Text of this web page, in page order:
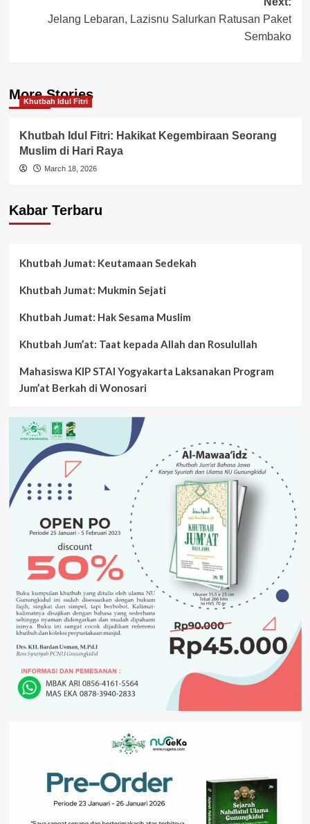
Jelang Lebaran, Lazisnu Salurkan Ratusan Paket
Sembako
More Stories
Khutbah Idul Fitri
Khutbah Idul Fitri: Hakikat Kegembiraan Seorang
Muslim di Hari Raya
March 18, 2026
Kabar Terbaru
Khutbah Jumat: Keutamaan Sedekah
Khutbah Jumat: Mukmin Sejati
Khutbah Jumat: Hak Sesama Muslim
Khutbah Jum’at: Taat kepada Allah dan Rosulullah
Mahasiswa KIP STAI Yogyakarta Laksanakan Program
Jum’at Berkah di Wonosari